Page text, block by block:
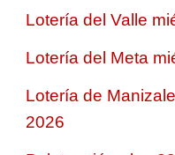
Lotería del Valle
Lotería del Meta
Lotería de
2026